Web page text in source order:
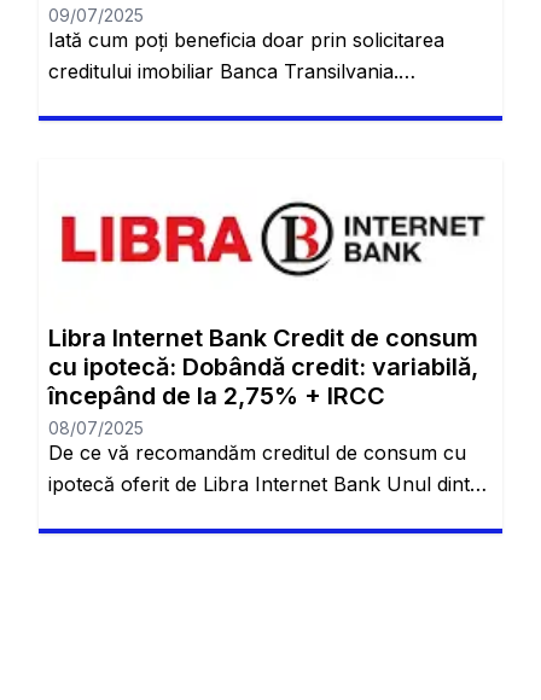
09/07/2025
Iată cum poți beneficia doar prin solicitarea
creditului imobiliar Banca Transilvania.
asta și vom trece mereu în viitor. De aceea, atât
de multe persoane ajung să se acomodeze într-
un singur loc și chiar […]
Libra Internet Bank Credit de consum
cu ipotecă: Dobândă credit: variabilă,
începând de la 2,75% + IRCC
08/07/2025
De ce vă recomandăm creditul de consum cu
ipotecă oferit de Libra Internet Bank Unul dintre